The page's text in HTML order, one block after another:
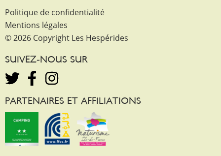
Politique de confidentialité
Mentions légales
© 2026 Copyright Les Hespérides
SUIVEZ-NOUS SUR
PARTENAIRES ET AFFILIATIONS